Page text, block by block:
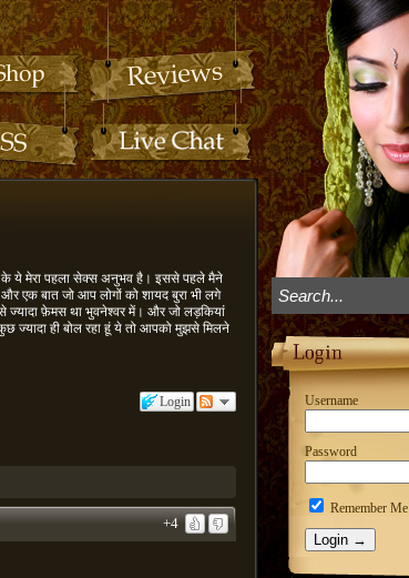
के ये मेरा पहला सेक्स अनुभव है। इससे पहले मैने
एक बात जो आप लोगों को शायद बुरा भी लगे
फ़ेमस था भुवनेश्वर में। और जो लड़कियां
ज्यादा ही बोल रहा हूं ये तो आपको मुझसे मिलने
Login
+4
Username
Password
Remember Me